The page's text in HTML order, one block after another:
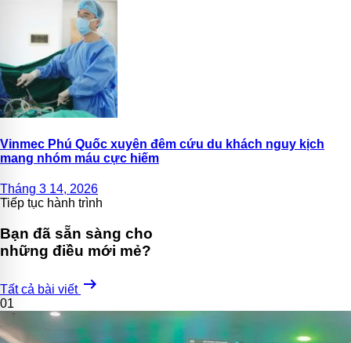
Vinmec Phú Quốc xuyên đêm cứu du khách nguy kịch
mang nhóm máu cực hiếm
Tháng 3 14, 2026
Tiếp tục hành trình
Bạn đã sẵn sàng cho
những điều mới mẻ?
Tất cả bài viết arrow_right_alt
01